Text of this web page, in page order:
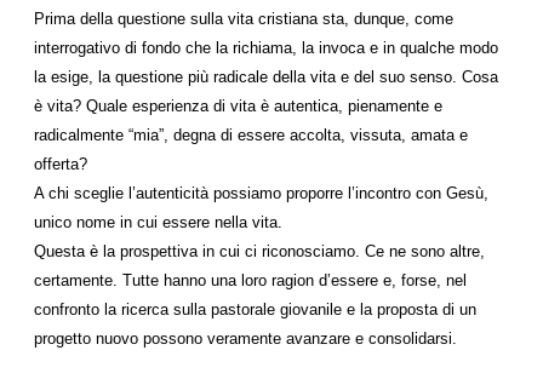
Prima della questione sulla vita cristiana sta, dunque, come
interrogativo di fondo che la richiama, la invoca e in qualche modo
la esige, la questione più radicale della vita e del suo senso. Cosa
è vita? Quale esperienza di vita è autentica, pienamente e
radicalmente “mia”, degna di essere accolta, vissuta, amata e
offerta?
A chi sceglie l’autenticità possiamo proporre l’incontro con Gesù,
unico nome in cui essere nella vita.
Questa è la prospettiva in cui ci riconosciamo. Ce ne sono altre,
certamente. Tutte hanno una loro ragion d’essere e, forse, nel
confronto la ricerca sulla pastorale giovanile e la proposta di un
progetto nuovo possono veramente avanzare e consolidarsi.